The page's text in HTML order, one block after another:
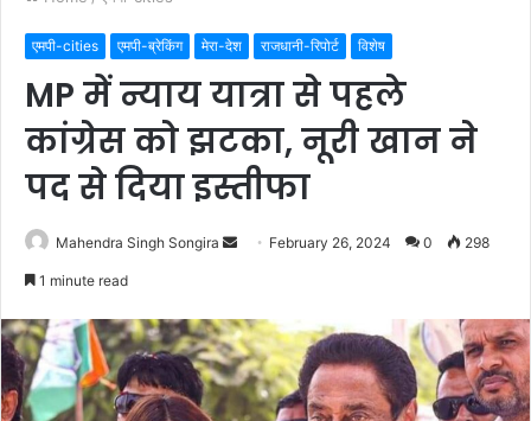
एमपी-cities एमपी-ब्रेकिंग मेरा-देश राजधानी-रिपोर्ट विशेष
MP में न्याय यात्रा से पहले
कांग्रेस को झटका, नूरी खान ने
पद से दिया इस्तीफा
Mahendra Singh Songira
Send February 26, 2024 0 298
1 minute read